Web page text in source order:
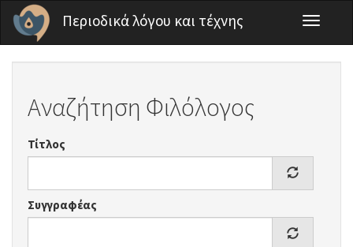
Παράκαμψη προς το κυρίως περιεχόμενο
Περιοδικά λόγου και τέχνης
Toggle
Αναζήτηση Φιλόλογος
Τίτλος
Συγγραφέας